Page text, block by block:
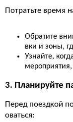
Потратьте время
Обратите
вки и зоны,
Узнайте,
3. Планируйте
Перед поездкой
оваться: